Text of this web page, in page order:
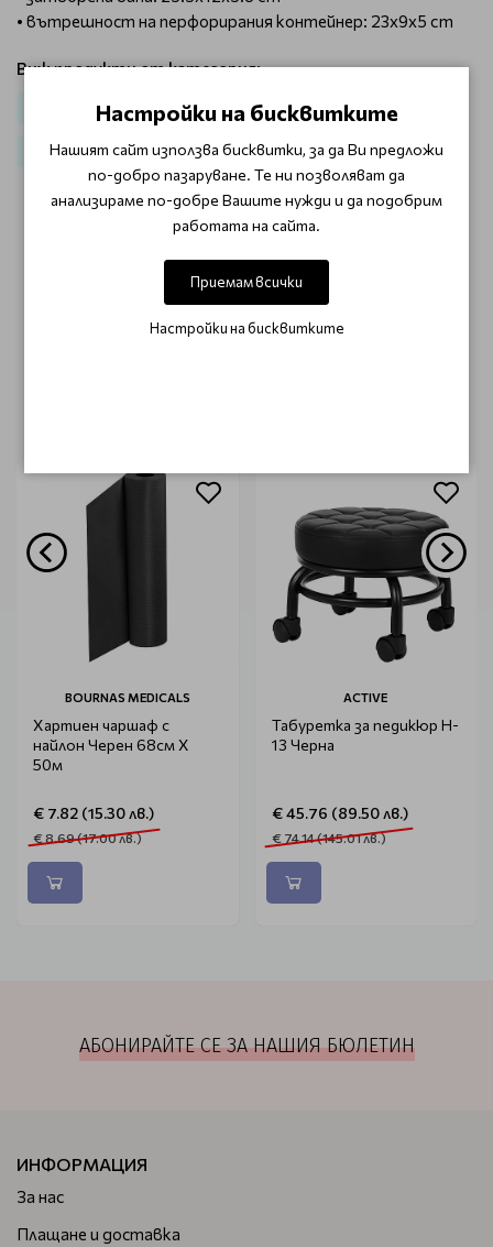
• вътрешност на перфорирания контейнер: 23x9x5 cm
Виж продукти от категория:
Козметично оборудване Стерилизатори
За Козметици За стерилизация
ОТЗИВИ (0)
Този продукт няма отзиви.
НАПИШЕТЕ ОТЗИВ
BOURNAS MEDICALS
Хартиен чаршаф с
найлон Черен 68см X
50м
€ 7.82 (15.30 лв.)
€ 8.69 (17.00 лв.)
ACTIVE
Табуретка за педикюр H-
13 Черна
€ 45.76 (89.50 лв.)
€ 74.14 (145.01 лв.)
АБОНИРАЙТЕ СЕ ЗА НАШИЯ БЮЛЕТИН
ИНФОРМАЦИЯ
За нас
Плащане и доставка
Настройки на бисквитките
Нашият сайт използва бисквитки, за да Ви предложи
по-добро пазаруване. Те ни позволяват да
анализираме по-добре Вашите нужди и да подобрим
работата на сайта.
Приемам всички
Настройки на бисквитките